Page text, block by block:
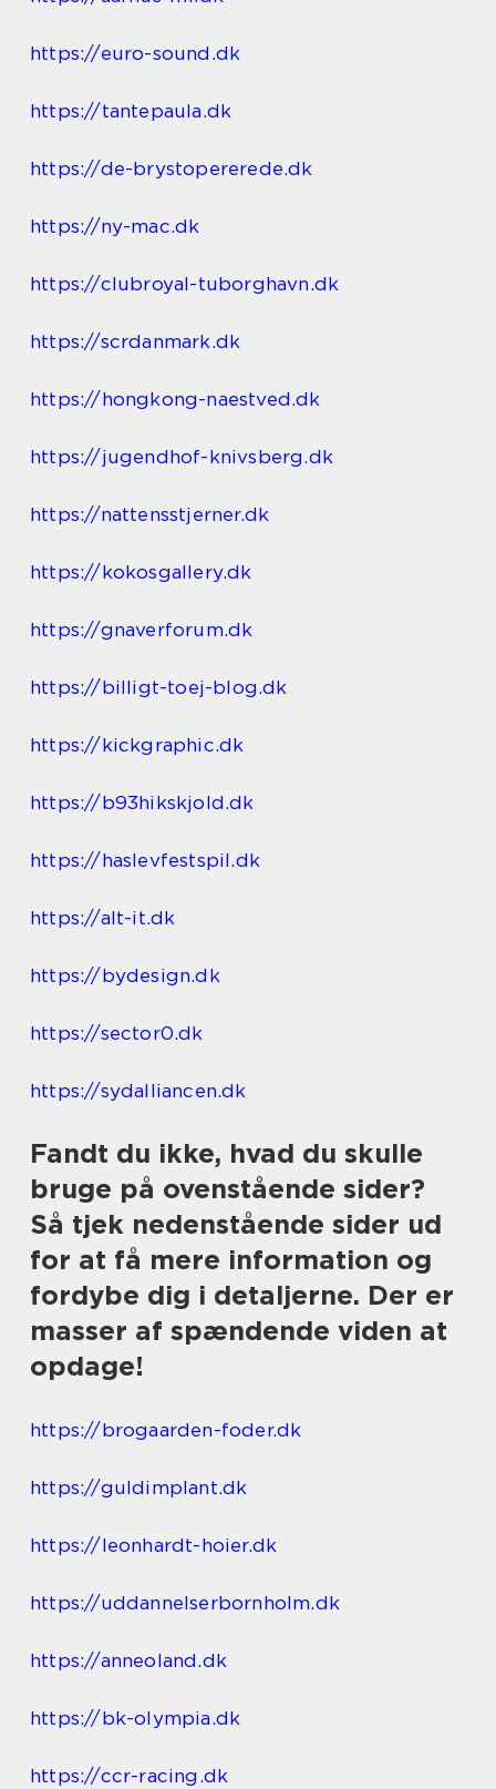
https://euro-sound.dk
https://tantepaula.dk
https://de-brystopererede.dk
https://ny-mac.dk
https://clubroyal-tuborghavn.dk
https://scrdanmark.dk
https://hongkong-naestved.dk
https://jugendhof-knivsberg.dk
https://nattensstjerner.dk
https://kokosgallery.dk
https://gnaverforum.dk
https://billigt-toej-blog.dk
https://kickgraphic.dk
https://b93hikskjold.dk
https://haslevfestspil.dk
https://alt-it.dk
https://bydesign.dk
https://sector0.dk
https://sydalliancen.dk
Fandt du ikke, hvad du skulle
bruge på ovenstående sider?
Så tjek nedenstående sider ud
for at få mere information og
fordybe dig i detaljerne. Der er
masser af spændende viden at
opdage!
https://brogaarden-foder.dk
https://guldimplant.dk
https://leonhardt-hoier.dk
https://uddannelserbornholm.dk
https://anneoland.dk
https://bk-olympia.dk
https://ccr-racing.dk